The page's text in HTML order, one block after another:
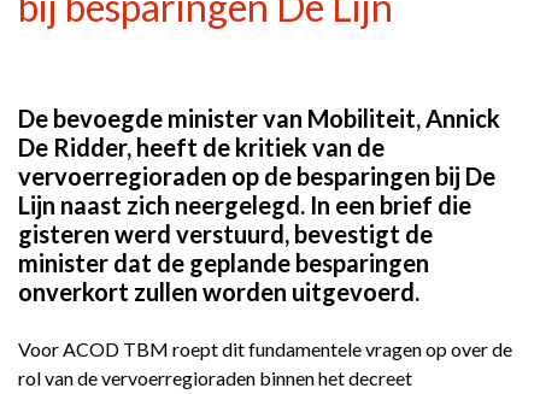
De bevoegde minister van Mobiliteit, Annick
De Ridder, heeft de kritiek van de
vervoerregioraden op de besparingen bij De
Lijn naast zich neergelegd. In een brief die
gisteren werd verstuurd, bevestigt de
minister dat de geplande besparingen
onverkort zullen worden uitgevoerd.
Voor ACOD TBM roept dit fundamentele vragen op over de
rol van de vervoerregioraden binnen het decreet